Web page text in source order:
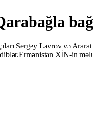
Sergey Lavrov və
XİN-in